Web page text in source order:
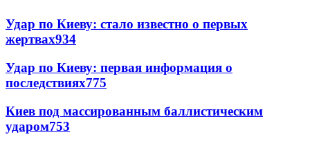
Удар по Киеву: стало известно о первых
жертвах934
Удар по Киеву: первая информация о
последствиях775
Киев под массированным баллистическим
ударом753